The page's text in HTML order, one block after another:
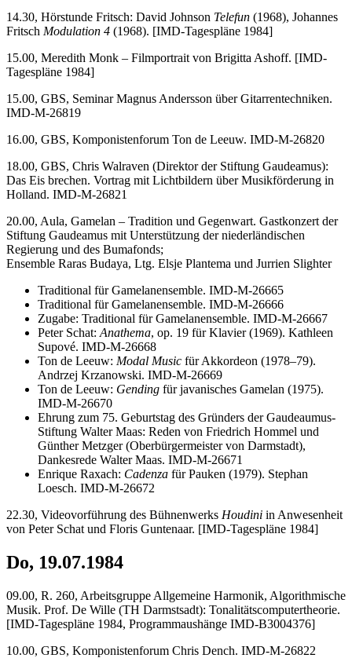
14.30, Hörstunde Fritsch: David Johnson Telefun (1968), Johannes
Fritsch Modulation 4 (1968). [IMD-Tagespläne 1984]
15.00, Meredith Monk – Filmportrait von Brigitta Ashoff. [IMD-
Tagespläne 1984]
15.00, GBS, Seminar Magnus Andersson über Gitarrentechniken.
IMD-M-26819
16.00, GBS, Komponistenforum Ton de Leeuw. IMD-M-26820
18.00, GBS, Chris Walraven (Direktor der Stiftung Gaudeamus):
Das Eis brechen. Vortrag mit Lichtbildern über Musikförderung in
Holland. IMD-M-26821
20.00, Aula, Gamelan – Tradition und Gegenwart. Gastkonzert der
Stiftung Gaudeamus mit Unterstützung der niederländischen
Regierung und des Bumafonds;
Ensemble Raras Budaya, Ltg. Elsje Plantema und Jurrien Slighter
Traditional für Gamelanensemble. IMD-M-26665
Traditional für Gamelanensemble. IMD-M-26666
Zugabe: Traditional für Gamelanensemble. IMD-M-26667
Peter Schat: Anathema, op. 19 für Klavier (1969). Kathleen
Supové. IMD-M-26668
Ton de Leeuw: Modal Music für Akkordeon (1978–79).
Andrzej Krzanowski. IMD-M-26669
Ton de Leeuw: Gending für javanisches Gamelan (1975).
IMD-M-26670
Ehrung zum 75. Geburtstag des Gründers der Gaudeaumus-
Stiftung Walter Maas: Reden von Friedrich Hommel und
Günther Metzger (Oberbürgermeister von Darmstadt),
Dankesrede Walter Maas. IMD-M-26671
Enrique Raxach: Cadenza für Pauken (1979). Stephan
Loesch. IMD-M-26672
22.30, Videovorführung des Bühnenwerks Houdini in Anwesenheit
von Peter Schat und Floris Guntenaar. [IMD-Tagespläne 1984]
Do, 19.07.1984
09.00, R. 260, Arbeitsgruppe Allgemeine Harmonik, Algorithmische
Musik. Prof. De Wille (TH Darmstsadt): Tonalitätscomputertheorie.
[IMD-Tagespläne 1984, Programmaushänge IMD-B3004376]
10.00, GBS, Komponistenforum Chris Dench. IMD-M-26822